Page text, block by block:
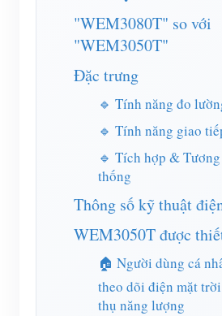
Trình mô phỏng IAMMETER
Máy đo ảo
Hệ thống dự báo và mô
Các ứng dụng
Màn hình năng lượng hệ
trời
Màn hình sử dụng điện
Hệ thống điều khiển máy
Tự động hóa gia đình
Giám sát năng lượng nhà
Cửa hàng
Tài nguyên
Khởi động nhanh sản phẩm
Tài liệu
Video hướng dẫn
Câu hỏi thường gặp
Cộng đồng
Nhà phát triển
Khám phá
Chương trình khen thưởng
Tiếp xúc
Về chúng tôi
"WEM3080T" so với
"WEM3050T"
Đặc trưng
🔹 Tính năng đo
🔹 Tính năng giao
🔹 Tích hợp &
thống
Thông số kỹ thuật
WEM3050T được
🏠 Người dùng cá
theo dõi điện mặt
thụ năng lượng